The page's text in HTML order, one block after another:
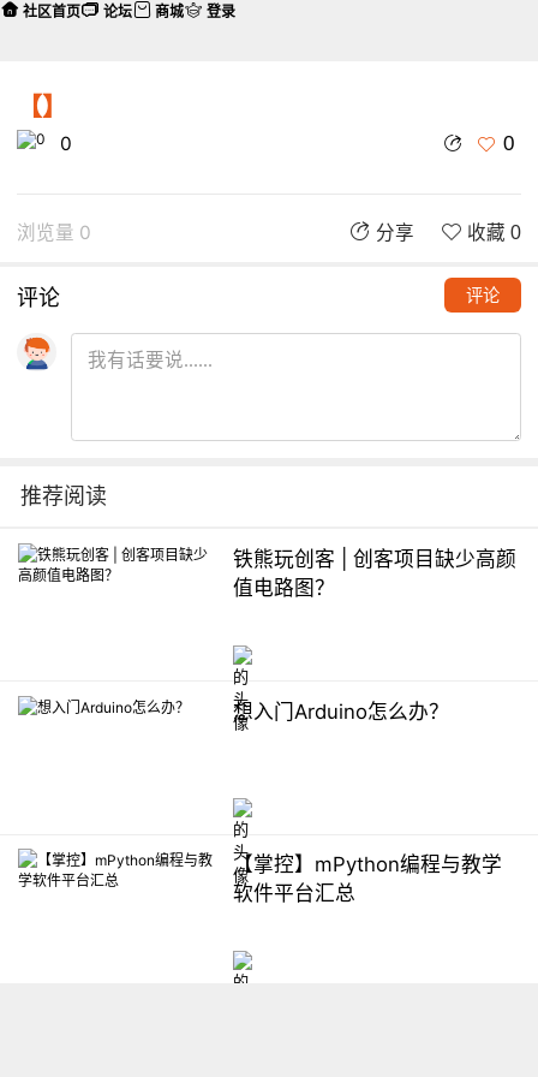
【】
0 0
浏览量 0 分享 收藏 0
评论 评论
推荐阅读
铁熊玩创客 | 创客项目缺少高颜
值电路图？
想入门Arduino怎么办？
【掌控】mPython编程与教学
软件平台汇总
社区首页 论坛 商城 登录